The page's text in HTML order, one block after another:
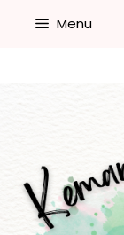
Menu